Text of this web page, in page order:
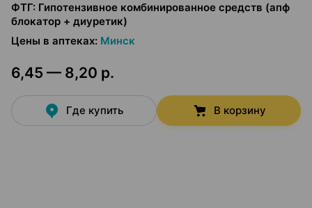
ФТГ: Гипотензивное комбинированное средств (апф
блокатор + диуретик)
Цены в аптеках: Минск
6,45 — 8,20 р.
Где купить В корзину